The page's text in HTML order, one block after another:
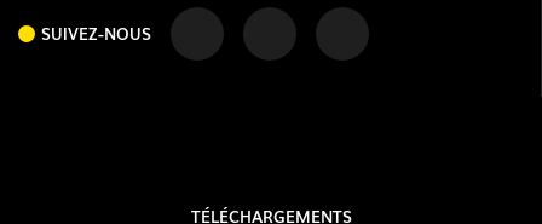
SUIVEZ-NOUS
TÉLÉCHARGEMENTS